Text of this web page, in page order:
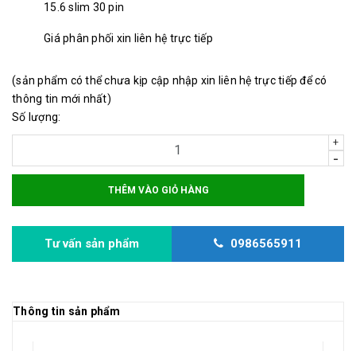
15.6 slim 30 pin
Giá phân phối xin liên hệ trực tiếp
(sản phẩm có thể chưa kịp cập nhập xin liên hệ trực tiếp để có
thông tin mới nhất)
Số lượng:
+
-
THÊM VÀO GIỎ HÀNG
Tư vấn sản phẩm 0986565911
Thông tin sản phẩm